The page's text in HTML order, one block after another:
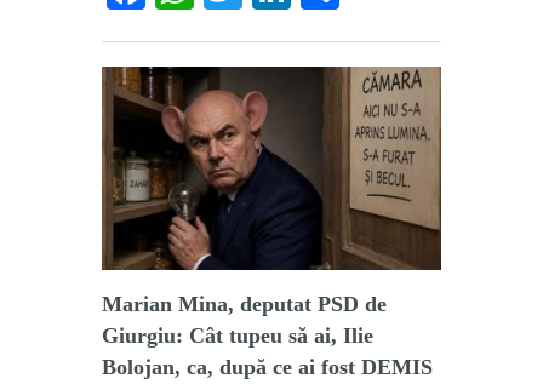
Marian Mina, deputat PSD de
Giurgiu: Cât tupeu să ai, Ilie
Bolojan, ca, după ce ai fost DEMIS